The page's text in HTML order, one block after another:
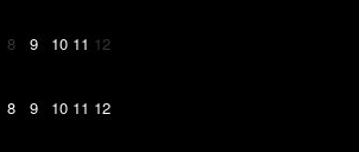
8 9 10 11 12
8 9 10 11 12